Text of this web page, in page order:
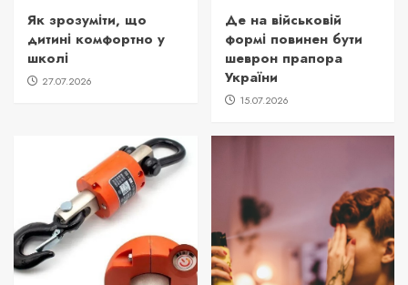
Як зрозуміти, що
дитині комфортно у
школі
27.07.2026
Де на військовій
формі повинен бути
шеврон прапора
України
15.07.2026